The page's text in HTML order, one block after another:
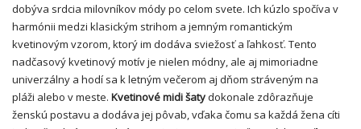
dobýva srdcia milovníkov módy po celom svete. Ich kúzlo spočíva v
harmónii medzi klasickým strihom a jemným romantickým
kvetinovým vzorom, ktorý im dodáva sviežosť a ľahkosť. Tento
nadčasový kvetinový motív je nielen módny, ale aj mimoriadne
univerzálny a hodí sa k letným večerom aj dňom stráveným na
pláži alebo v meste. Kvetinové midi šatydokonale zdôrazňuje
ženskú postavu a dodáva jej pôvab, vďaka čomu sa každá žena cíti